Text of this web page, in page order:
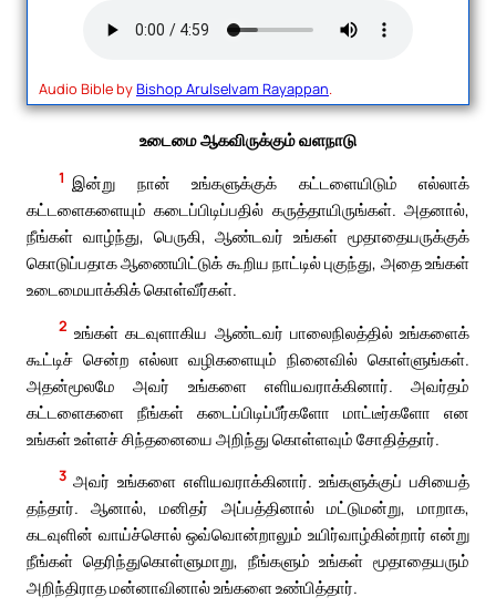
Audio Bible byBishop Arulselvam Rayappan.
உடைமை ஆகவிருக்கும் வளநாடு
1 இன்று நான் உங்களுக்குக் கட்டளையிடும் எல்லாக்
கட்டளைகளையும் கடைப்பிடிப்பதில் கருத்தாயிருங்கள். அதனால்,
நீங்கள் வாழ்ந்து, பெருகி, ஆண்டவர் உங்கள் மூதாதையருக்குக்
கொடுப்பதாக ஆணையிட்டுக் கூறிய நாட்டில் புகுந்து, அதை உங்கள்
உடைமையாக்கிக் கொள்வீர்கள்.
2 உங்கள் கடவுளாகிய ஆண்டவர் பாலைநிலத்தில் உங்களைக்
கூட்டிச் சென்ற எல்லா வழிகளையும் நினைவில் கொள்ளுங்கள்.
அதன்மூலமே அவர் உங்களை எளியவராக்கினார். அவர்தம்
கட்டளைகளை நீங்கள் கடைப்பிடிப்பீர்களோ மாட்டீர்களோ என
உங்கள் உள்ளச் சிந்தனையை அறிந்து கொள்ளவும் சோதித்தார்.
3 அவர் உங்களை எளியவராக்கினார். உங்களுக்குப் பசியைத்
தந்தார். ஆனால், மனிதர் அப்பத்தினால் மட்டுமன்று, மாறாக,
கடவுளின் வாய்ச்சொல் ஒவ்வொன்றாலும் உயிர்வாழ்கின்றார் என்று
நீங்கள் தெரிந்துகொள்ளுமாறு, நீங்களும் உங்கள் மூதாதையரும்
அறிந்திராத மன்னாவினால் உங்களை உண்பித்தார்.